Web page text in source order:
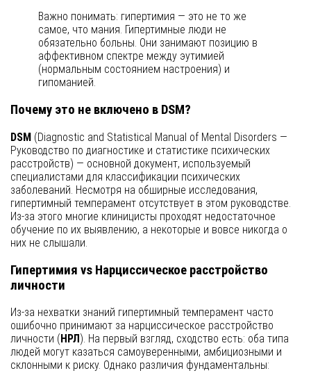
Важно понимать: гипертимия — это не то же
самое, что мания. Гипертимные люди не
обязательно больны. Они занимают позицию в
аффективном спектре между эутимией
(нормальным состоянием настроения) и
гипоманией.
Почему это не включено в DSM?
DSM (Diagnostic and Statistical Manual of Mental Disorders —
Руководство по диагностике и статистике психических
расстройств) — основной документ, используемый
специалистами для классификации психических
заболеваний. Несмотря на обширные исследования,
гипертимный темперамент отсутствует в этом руководстве.
Из-за этого многие клиницисты проходят недостаточное
обучение по их выявлению, а некоторые и вовсе никогда о
них не слышали.
Гипертимия vs Нарциссическое расстройство
личности
Из-за нехватки знаний гипертимный темперамент часто
ошибочно принимают за нарциссическое расстройство
личности ( НРЛ ). На первый взгляд, сходство есть: оба типа
людей могут казаться самоуверенными, амбициозными и
склонными к риску. Однако различия фундаментальны: